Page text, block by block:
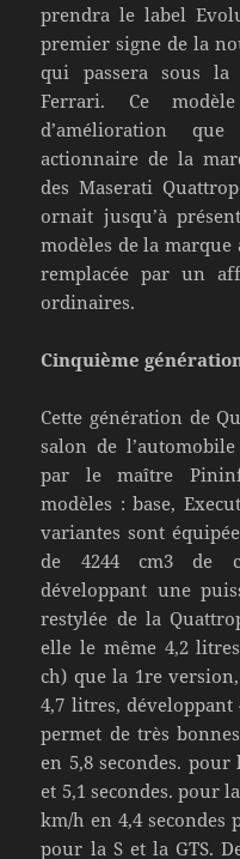
prendra le label
premier signe de la
qui passera sous la
Ferrari. Ce
d’amélioration
actionnaire de la
des Maserati
ornait jusqu’à
modèles de la
remplacée par un
ordinaires.
Cinquième génération
Cette génération de
salon de
par le maître
modèles : base,
variantes sont
de 4244 cm3 de
développant une
restylée de la
elle le même 4,2
ch) que la 1re
4,7 litres, développant
permet de très
en 5,8 secondes. pour
et 5,1 secondes. pour
km/h en 4,4 secondes
pour la S et la GTS.